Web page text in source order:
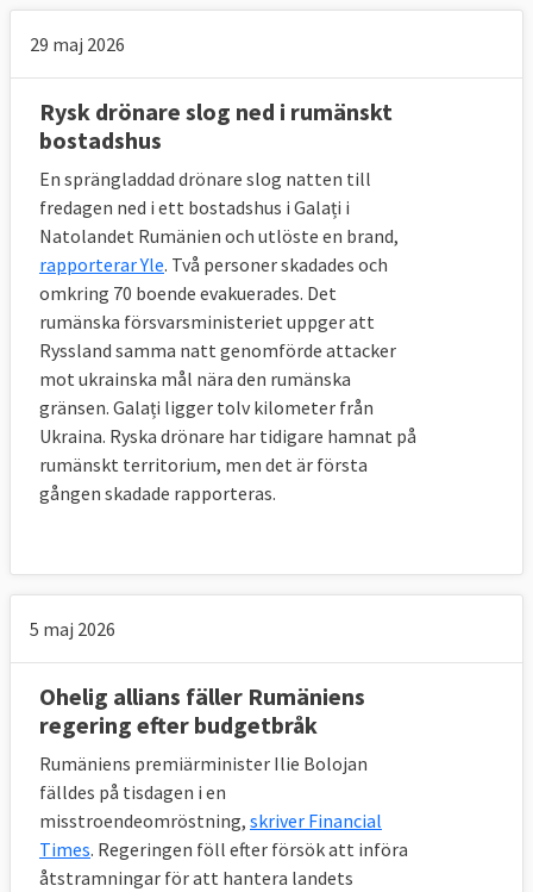
29 maj 2026
Rysk drönare slog ned i rumänskt
bostadshus
En sprängladdad drönare slog natten till
fredagen ned i ett bostadshus i Galați i
Natolandet Rumänien och utlöste en brand,
rapporterar Yle. Två personer skadades och
omkring 70 boende evakuerades. Det
rumänska försvarsministeriet uppger att
Ryssland samma natt genomförde attacker
mot ukrainska mål nära den rumänska
gränsen. Galați ligger tolv kilometer från
Ukraina. Ryska drönare har tidigare hamnat på
rumänskt territorium, men det är första
gången skadade rapporteras.
5 maj 2026
Ohelig allians fäller Rumäniens
regering efter budgetbråk
Rumäniens premiärminister Ilie Bolojan
fälldes på tisdagen i en
misstroendeomröstning, skriver Financial
Times. Regeringen föll efter försök att införa
åtstramningar för att hantera landets